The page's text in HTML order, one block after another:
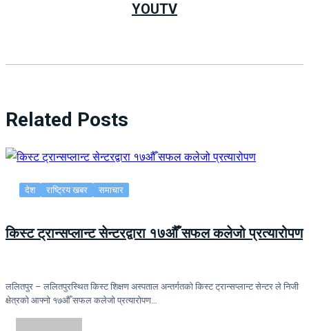
YOUTV
Related Posts
देश राष्ट्रिय खबर समाचार
किस्ट ट्रान्सप्लान्ट सेन्टरद्वारा १७औँ सफल कलेजो प्रत्यारोपण
ललितपुर – ललितपुरस्थित किस्ट शिक्षण अस्पताल अन्तर्गतको किस्ट ट्रान्सप्लान्ट सेन्टर ले निजी
क्षेत्रको आफ्नो १७औँ सफल कलेजो प्रत्यारोपण…